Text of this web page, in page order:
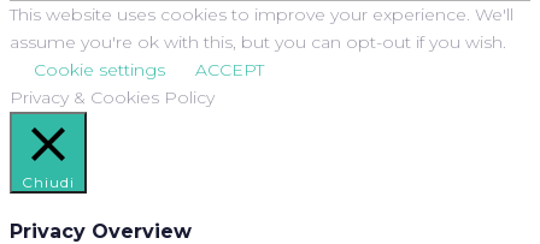
This website uses cookies to improve your experience. We'll
assume you're ok with this, but you can opt-out if you wish.
Cookie settings
ACCEPT
Privacy & Cookies Policy
Chiudi
Privacy Overview